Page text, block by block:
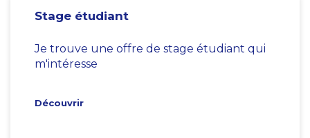
Stage étudiant
Je trouve une offre de stage étudiant qui
m'intéresse
Découvrir